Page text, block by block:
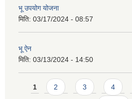
भू उपयोग योजना
मिति: 03/17/2024 - 08:57
भू ऐन
मिति: 03/13/2024 - 14:50
Pages
1 2 3 4